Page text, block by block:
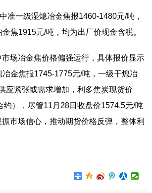
准一级湿熄冶金焦报1460-1480元/吨，
焦1915元/吨，均为出厂价现金含税。
场冶金焦价格偏强运行，具体报价显示
金焦报1745-1775元/吨，一级干熄冶
应紧张或需求增加，利多焦炭现货价
），尽管11月28日收盘价1574.5元/吨
市场信心，推动期货价格反弹，整体利